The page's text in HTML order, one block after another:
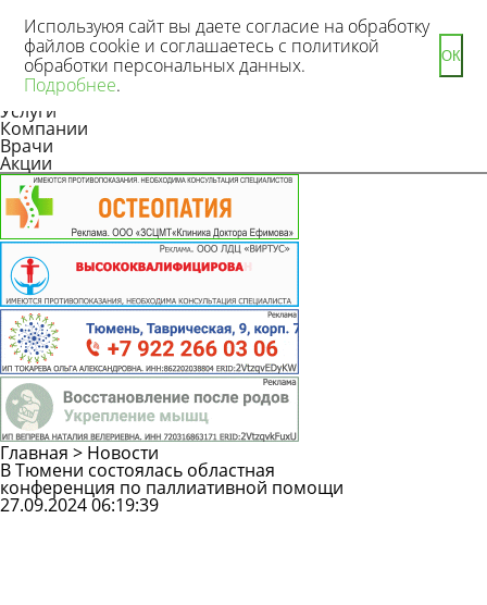
Новости
Статьи
Услуги
Компании
Врачи
Акции
Главная > Новости
В Тюмени состоялась областная
конференция по паллиативной помощи
27.09.2024 06:19:39
Используюя сайт вы даете согласие на обработку
файлов cookie и соглашаетесь с политикой
обработки персональных данных.
Подробнее.
ОК